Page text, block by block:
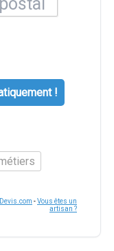
!
-Vous êtes un
artisan ?